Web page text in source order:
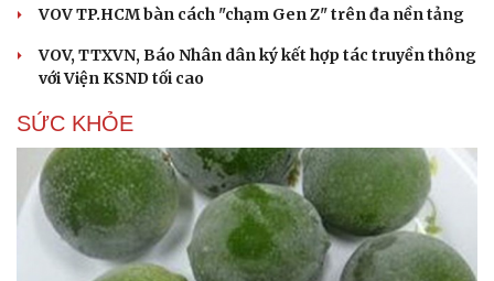
VOV TP.HCM bàn cách "chạm Gen Z" trên đa nền tảng
VOV, TTXVN, Báo Nhân dân ký kết hợp tác truyền thông
với Viện KSND tối cao
SỨC KHỎE